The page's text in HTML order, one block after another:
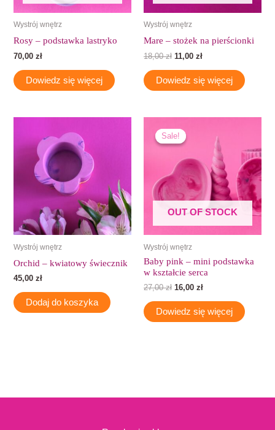
Wystrój wnętrz
Rosy – podstawka lastryko
70,00zł
Dowiedz się więcej
Wystrój wnętrz
Mare – stożek na pierścionki
18,00zł 11,00 zł
Dowiedz się więcej
Wystrój wnętrz
Orchid – kwiatowy świecznik
45,00zł
Dodaj do koszyka
Sale!
OUT OF STOCK
Sale!
Wystrój wnętrz
Baby pink – mini podstawka
w kształcie serca
27,00zł
cena
wynosiła:
16,00 zł
wynosi:
16,00 zł.
Dowiedz się więcej